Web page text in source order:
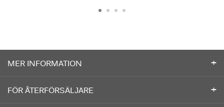
MER INFORMATION
FÖR ÅTERFÖRSÄLJARE